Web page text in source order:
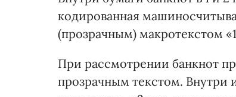
кодированная
(прозрачным) макротекстом
При рассмотрении банкнот
прозрачным текстом. Внутри